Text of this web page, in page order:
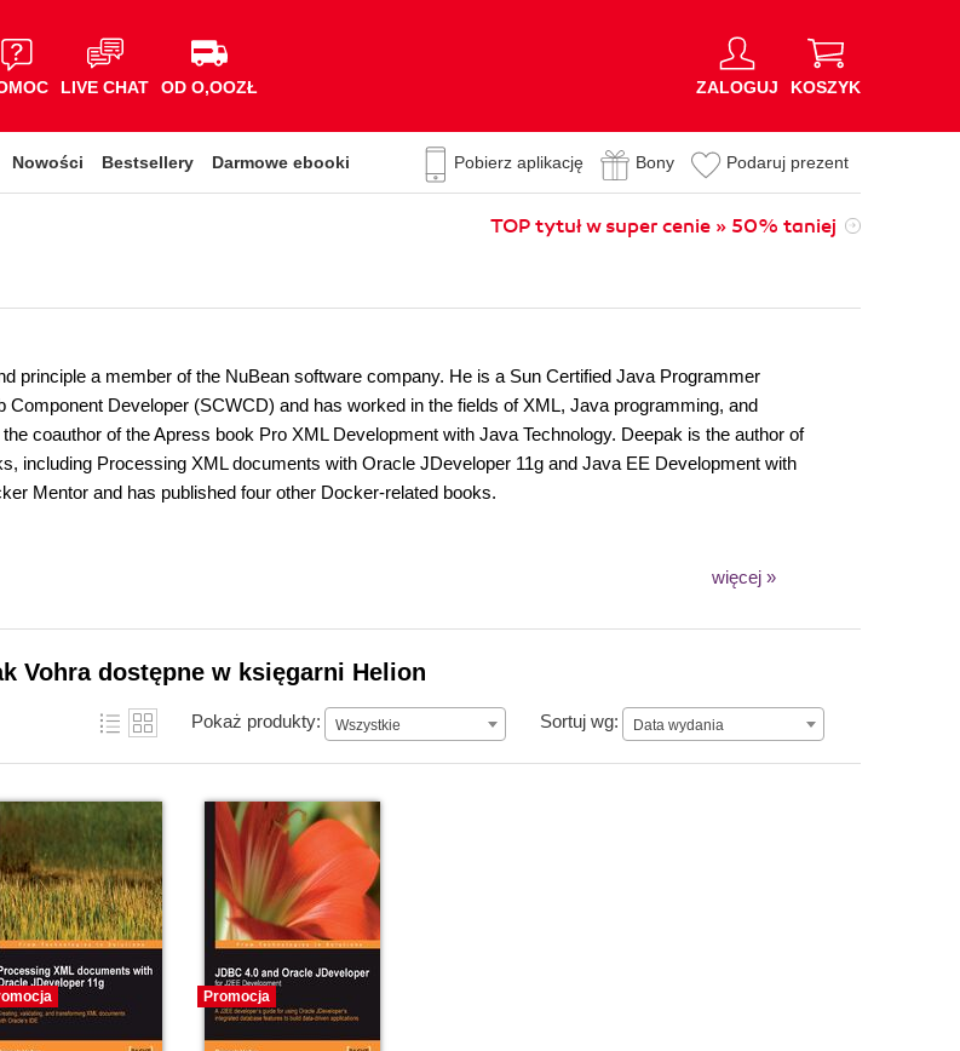
LIVE CHAT OD O,OOZŁ ZALOGUJ KOSZYK
Nowości Bestsellery Darmowe ebooki Pobierz aplikację Bony Podaruj prezent
TOP tytuł w super cenie » 50% taniej
principle a member of the NuBean software company. He is a Sun Certified Java Programmer
Component Developer (SCWCD) and has worked in the fields of XML, Java programming, and
coauthor of the Apress book Pro XML Development with Java Technology. Deepak is the author of
including Processing XML documents with Oracle JDeveloper 11g and Java EE Development with
Mentor and has published four other Docker-related books.
więcej »
Vohra dostępne w księgarni Helion
Pokaż produkty: Wszystkie Sortuj wg: Data wydania
Data wydania
Promocja